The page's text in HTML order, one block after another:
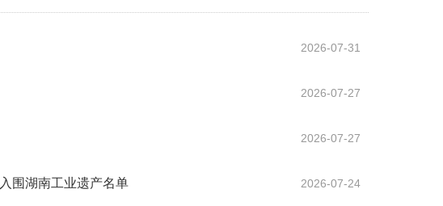
2026-07-31
2026-07-27
2026-07-27
2026-07-24
围湖南工业遗产名单